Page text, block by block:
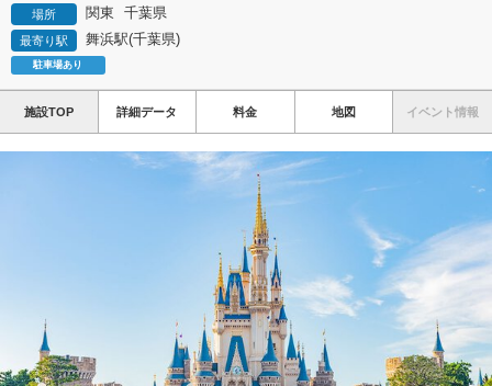
場所 関東 千葉県
最寄り駅 舞浜駅(千葉県)
駐車場あり
施設TOP 詳細データ 料金 地図 イベント情報